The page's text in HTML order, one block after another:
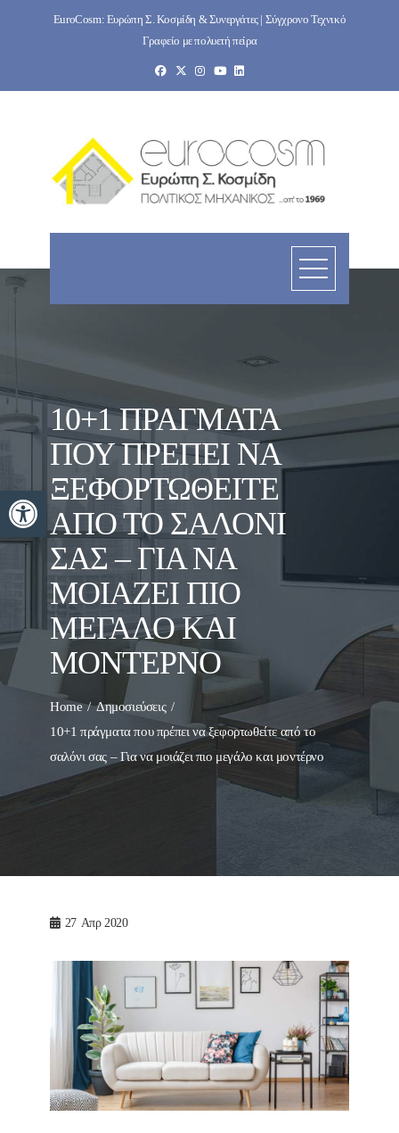
Ανοίξτε τη γραμμή εργαλείων
EuroCosm: Ευρώπη Σ. Κοσμίδη & Συνεργάτες | Σύγχρονο Τεχνικό
Γραφείο με πολυετή πείρα
10+1 ΠΡΆΓΜΑΤΑ
ΠΟΥ ΠΡΈΠΕΙ ΝΑ
ΞΕΦΟΡΤΩΘΕΊΤΕ
ΑΠΌ ΤΟ ΣΑΛΌΝΙ
ΣΑΣ – ΓΙΑ ΝΑ
ΜΟΙΆΖΕΙ ΠΙΟ
ΜΕΓΆΛΟ ΚΑΙ
ΜΟΝΤΈΡΝΟ
Home
Δημοσιεύσεις
10+1 πράγματα που πρέπει να ξεφορτωθείτε από το
σαλόνι σας – Για να μοιάζει πιο μεγάλο και μοντέρνο
27 Απρ 2020